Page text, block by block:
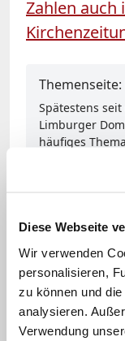
Diese Webseite
Wir verwenden
personalisieren,
zu können und
analysieren.
Verwendung
Zahlen
Spätestens
Limburger
häufiges
haben die
hier die
Franziskus
Ansprache
mehr